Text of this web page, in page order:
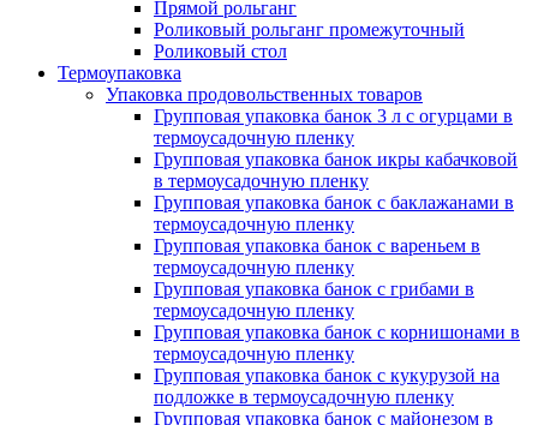
Прямой рольганг
Роликовый рольганг промежуточный
Роликовый стол
Термоупаковка
Упаковка продовольственных товаров
Групповая упаковка банок 3 л с огурцами в
термоусадочную пленку
Групповая упаковка банок икры кабачковой
в термоусадочную пленку
Групповая упаковка банок с баклажанами в
термоусадочную пленку
Групповая упаковка банок с вареньем в
термоусадочную пленку
Групповая упаковка банок с грибами в
термоусадочную пленку
Групповая упаковка банок с корнишонами в
термоусадочную пленку
Групповая упаковка банок с кукурузой на
подложке в термоусадочную пленку
Групповая упаковка банок с майонезом в